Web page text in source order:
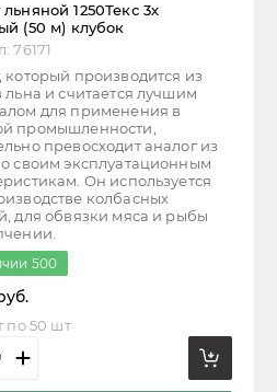
1250Текс 3х
(50 м) клубок
76171
который производится из
льна и считается лучшим
для применения в
промышленности,
превосходит аналог из
своим эксплуатационным
Он используется
колбасных
для обвязки мяса и рыбы
500
по 50 шт